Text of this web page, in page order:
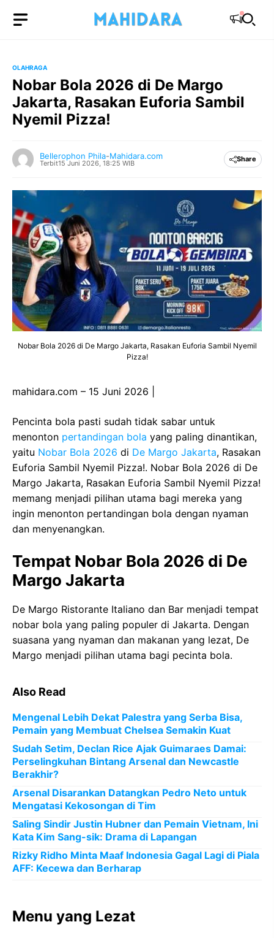
OLAHRAGA
Nobar Bola 2026 di De Margo
Jakarta, Rasakan Euforia Sambil
Nyemil Pizza!
Bellerophon Phila-Mahidara.com
Terbit15 Juni 2026, 18:25 WIB Share
Nobar Bola 2026 di De Margo Jakarta, Rasakan Euforia Sambil Nyemil
Pizza!
mahidara.com – 15 Juni 2026 |
Pencinta bola pasti sudah tidak sabar untuk
menonton pertandingan bola yang paling dinantikan,
yaitu Nobar Bola 2026 di De Margo Jakarta, Rasakan
Euforia Sambil Nyemil Pizza!. Nobar Bola 2026 di De
Margo Jakarta, Rasakan Euforia Sambil Nyemil Pizza!
memang menjadi pilihan utama bagi mereka yang
ingin menonton pertandingan bola dengan nyaman
dan menyenangkan.
Tempat Nobar Bola 2026 di De
Margo Jakarta
De Margo Ristorante Italiano dan Bar menjadi tempat
nobar bola yang paling populer di Jakarta. Dengan
suasana yang nyaman dan makanan yang lezat, De
Margo menjadi pilihan utama bagi pecinta bola.
Also Read
Mengenal Lebih Dekat Palestra yang Serba Bisa,
Pemain yang Membuat Chelsea Semakin Kuat
Sudah Setim, Declan Rice Ajak Guimaraes Damai:
Perselingkuhan Bintang Arsenal dan Newcastle
Berakhir?
Arsenal Disarankan Datangkan Pedro Neto untuk
Mengatasi Kekosongan di Tim
Saling Sindir Justin Hubner dan Pemain Vietnam, Ini
Kata Kim Sang-sik: Drama di Lapangan
Rizky Ridho Minta Maaf Indonesia Gagal Lagi di Piala
AFF: Kecewa dan Berharap
Menu yang Lezat